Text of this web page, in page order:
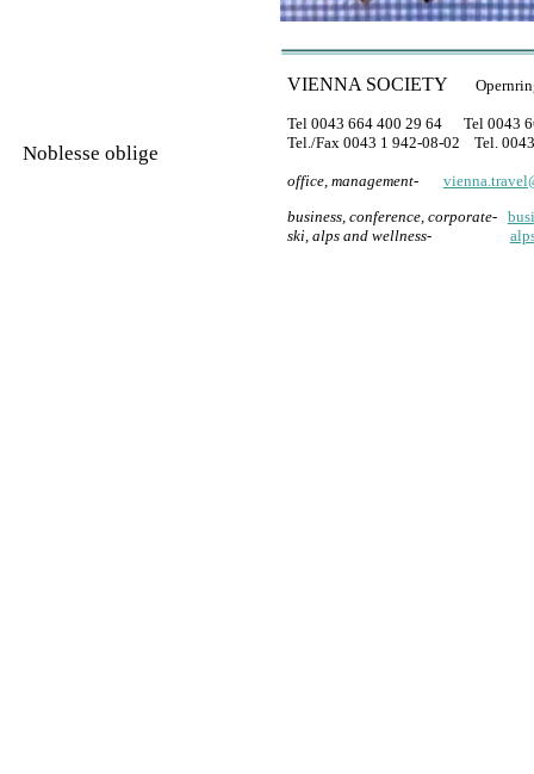
Noblesse oblige
VIENNA SOCIETY
Tel 0043 664 400 29 64 Tel 0043
Tel./Fax 0043 1 942-08-02 Tel.
office, management-
business, conference, corporate-
ski, alps and wellness-